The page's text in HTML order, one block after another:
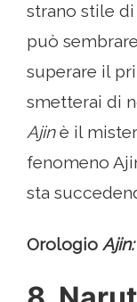
strano stile
può
superare il
smetterai di
Ajinè il
fenomeno
sta
Orologio